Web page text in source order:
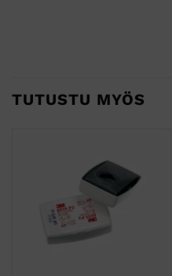
TUTUSTU MYÖS